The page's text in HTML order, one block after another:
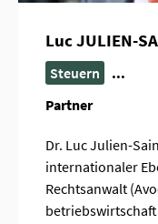
Luc JULIEN-
Steuern
...
Partner
Dr. Luc Julien-
internationaler
Rechtsanwalt